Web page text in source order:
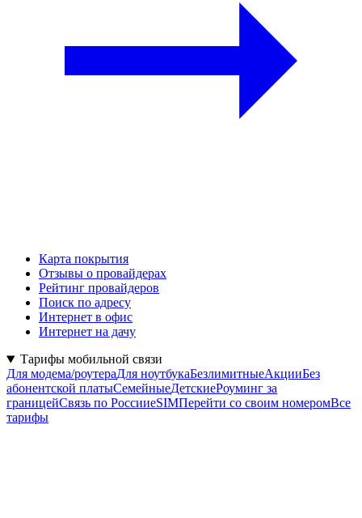
Карта покрытия
Отзывы о провайдерах
Рейтинг провайдеров
Поиск по адресу
Интернет в офис
Интернет на дачу
Тарифы мобильной связи
Для модема/роутераДля ноутбукаБезлимитныеАкцииБез
абонентской платыСемейныеДетскиеРоуминг за
границейСвязь по РоссииeSIMПерейти со своим номеромВсе
тарифы